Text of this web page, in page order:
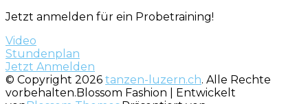
Jetzt anmelden für ein Probetraining!
Video
Stundenplan
Jetzt Anmelden
© Copyright 2026 tanzen-luzern.ch. Alle Rechte
vorbehalten.Blossom Fashion | Entwickelt